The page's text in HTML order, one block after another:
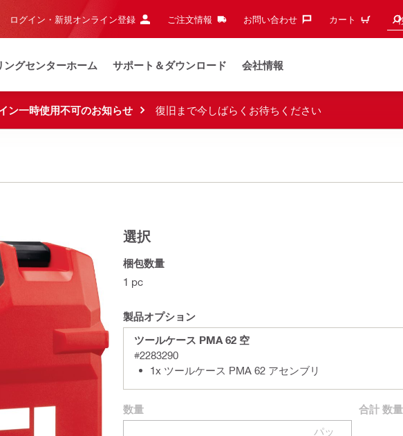
ログイン・新規オンライン登録 ご注文情報 お問い合わせ‎ カート 検
検
ングセンターホーム サポート＆ダウンロード 会社情報
ン一時使用不可のお知らせ 復旧まで今しばらくお待ちください
選択
梱包数量
1 pc
製品オプション
ツールケース PMA 62 空
#2283290
1x ツールケース PMA 62 アセンブリ
数量
パッ
合計 数量